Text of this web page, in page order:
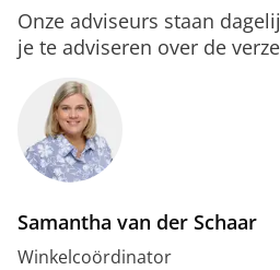
Onze adviseurs staan
je te adviseren over de
Samantha van der Schaar
Winkelcoördinator